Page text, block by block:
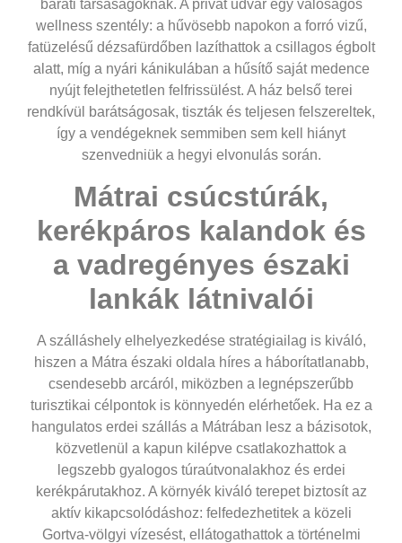
baráti társaságoknak. A privát udvar egy valóságos
wellness szentély: a hűvösebb napokon a forró vizű,
fatüzelésű dézsafürdőben lazíthattok a csillagos égbolt
alatt, míg a nyári kánikulában a hűsítő saját medence
nyújt felejthetetlen felfrissülést. A ház belső terei
rendkívül barátságosak, tiszták és teljesen felszereltek,
így a vendégeknek semmiben sem kell hiányt
szenvedniük a hegyi elvonulás során.
Mátrai csúcstúrák,
kerékpáros kalandok és
a vadregényes északi
lankák látnivalói
A szálláshely elhelyezkedése stratégiailag is kiváló,
hiszen a Mátra északi oldala híres a háborítatlanabb,
csendesebb arcáról, miközben a legnépszerűbb
turisztikai célpontok is könnyedén elérhetőek. Ha ez a
hangulatos erdei szállás a Mátrában lesz a bázisotok,
közvetlenül a kapun kilépve csatlakozhattok a
legszebb gyalogos túraútvonalakhoz és erdei
kerékpárutakhoz. A környék kiváló terepet biztosít az
aktív kikapcsolódáshoz: felfedezhetitek a közeli
Gortva-völgyi vízesést, ellátogathattok a történelmi